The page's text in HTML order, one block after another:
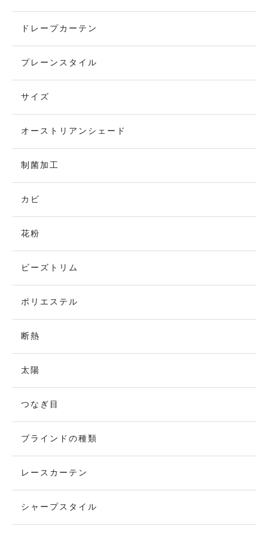
ドレープカーテン
プレーンスタイル
サイズ
オーストリアンシェード
制菌加工
カビ
花粉
ビーズトリム
ポリエステル
断熱
太陽
つなぎ目
ブラインドの種類
レースカーテン
シャープスタイル